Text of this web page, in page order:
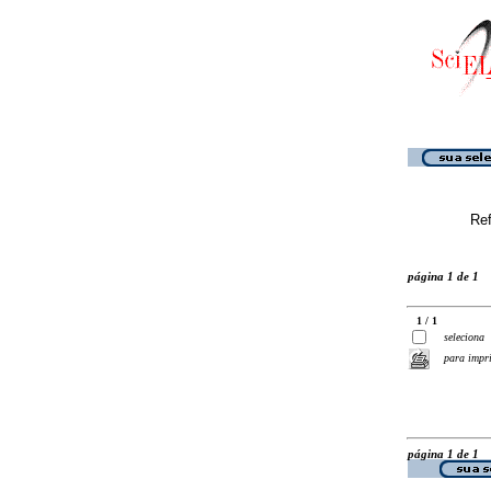
página 1 de 1
1 / 1
seleciona
para
página 1 de 1